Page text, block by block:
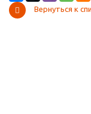
Вернуться к